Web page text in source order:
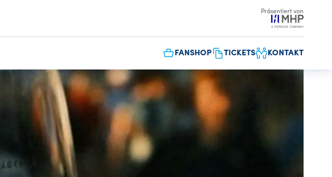
Präsentiert von
FANSHOP TICKETS KONTAKT